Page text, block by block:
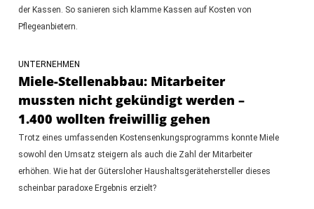
der Kassen. So sanieren sich klamme Kassen auf Kosten von
Pflegeanbietern.
UNTERNEHMEN
Miele-Stellenabbau: Mitarbeiter
mussten nicht gekündigt werden –
1.400 wollten freiwillig gehen
Trotz eines umfassenden Kostensenkungsprogramms konnte Miele
sowohl den Umsatz steigern als auch die Zahl der Mitarbeiter
erhöhen. Wie hat der Gütersloher Haushaltsgerätehersteller dieses
scheinbar paradoxe Ergebnis erzielt?